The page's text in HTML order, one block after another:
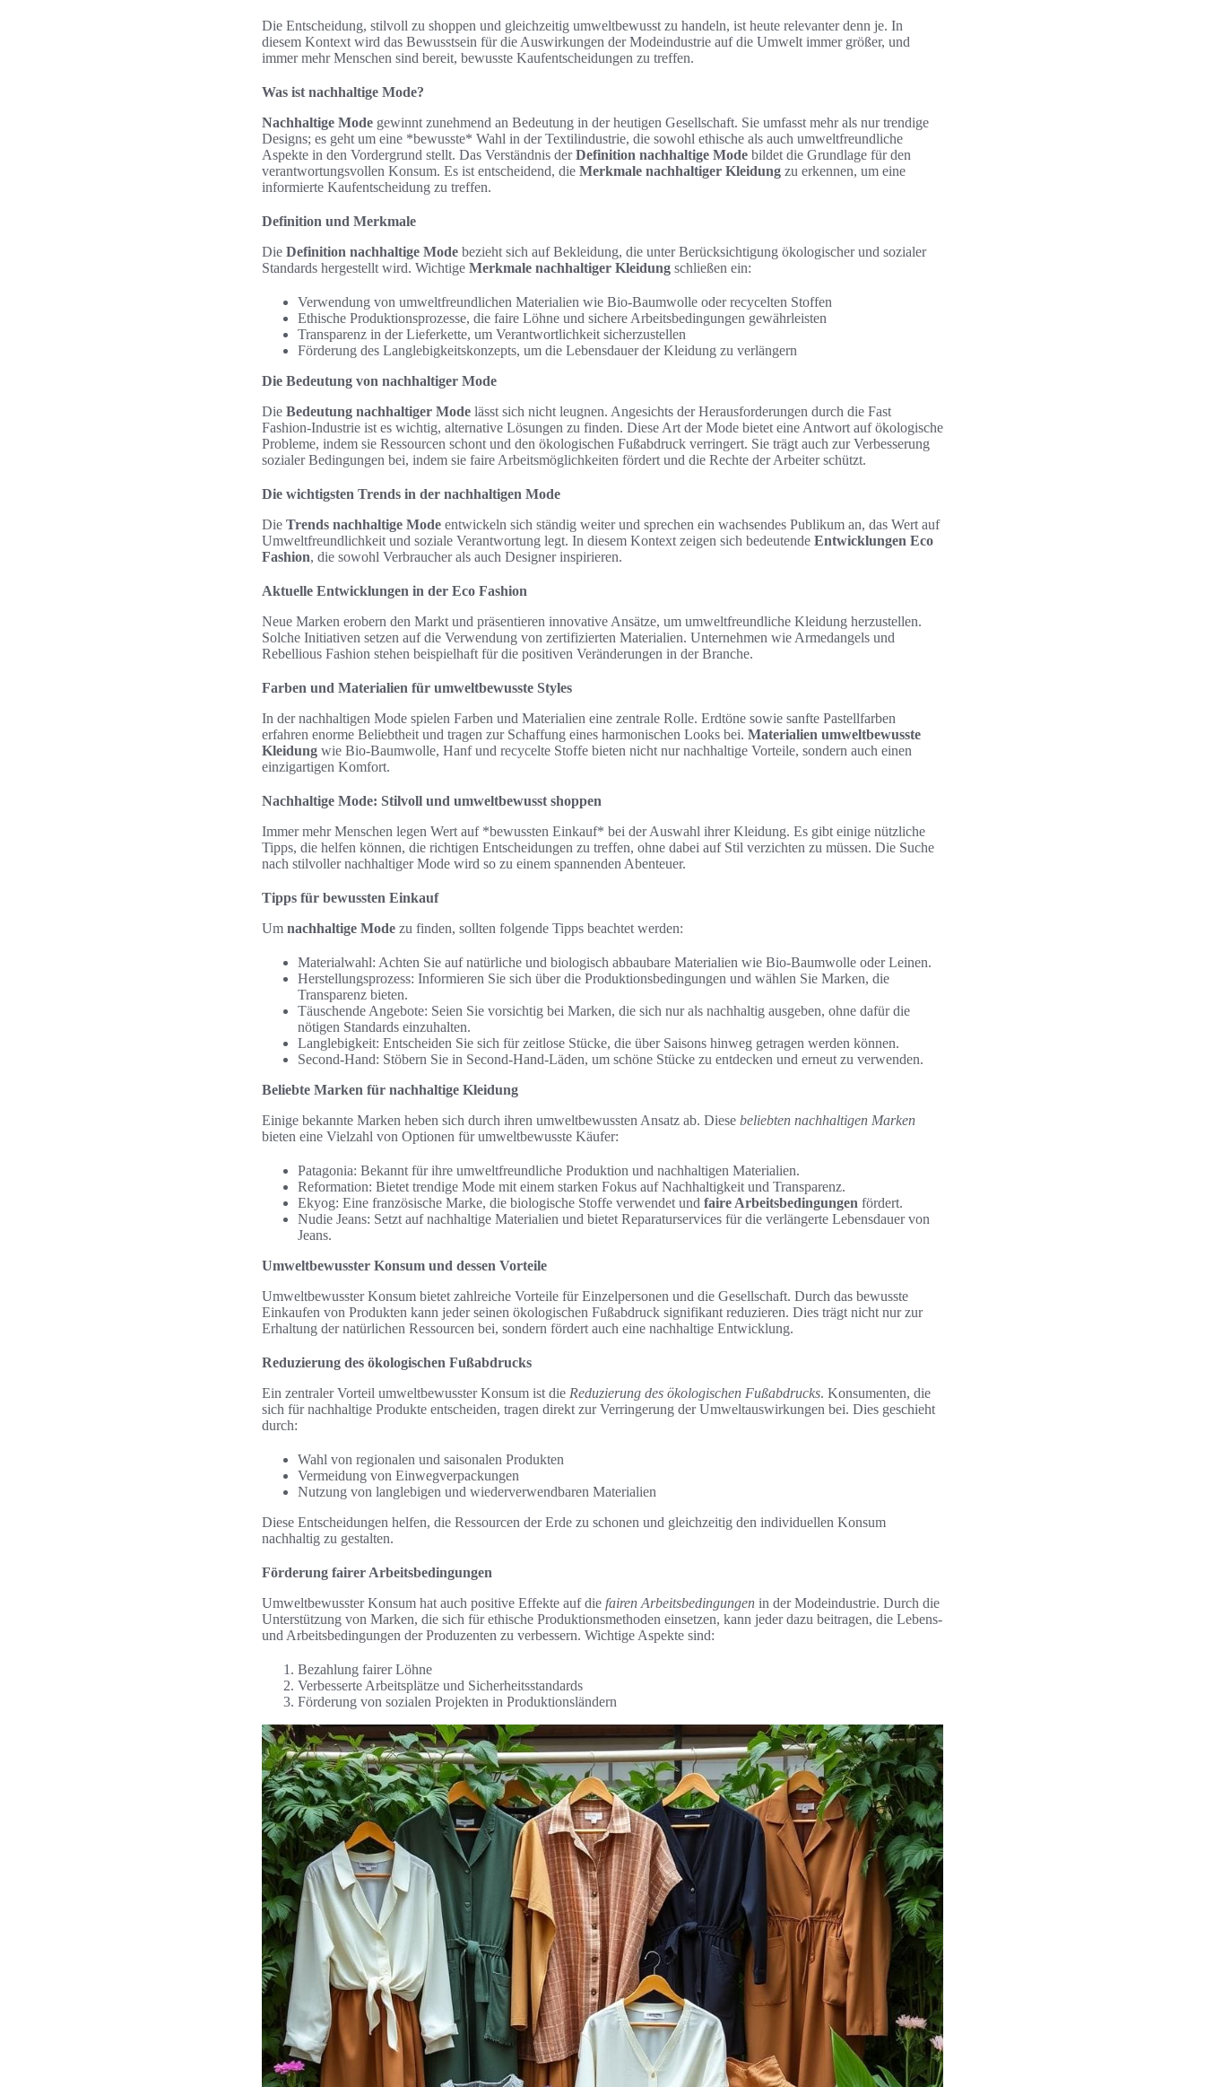
Die Entscheidung, stilvoll zu shoppen und gleichzeitig umweltbewusst zu handeln, ist heute relevanter denn je. In
diesem Kontext wird das Bewusstsein für die Auswirkungen der Modeindustrie auf die Umwelt immer größer, und
immer mehr Menschen sind bereit, bewusste Kaufentscheidungen zu treffen.
Was ist nachhaltige Mode?
Nachhaltige Mode gewinnt zunehmend an Bedeutung in der heutigen Gesellschaft. Sie umfasst mehr als nur trendige
Designs; es geht um eine *bewusste* Wahl in der Textilindustrie, die sowohl ethische als auch umweltfreundliche
Aspekte in den Vordergrund stellt. Das Verständnis derDefinition nachhaltige Mode bildet die Grundlage für den
verantwortungsvollen Konsum. Es ist entscheidend, die Merkmale nachhaltiger Kleidung zu erkennen, um eine
informierte Kaufentscheidung zu treffen.
Definition und Merkmale
Die Definition nachhaltige Mode bezieht sich auf Bekleidung, die unter Berücksichtigung ökologischer und sozialer
Standards hergestellt wird. Wichtige Merkmale nachhaltiger Kleidung schließen ein:
Verwendung von umweltfreundlichen Materialien wie Bio-Baumwolle oder recycelten Stoffen
Ethische Produktionsprozesse, die faire Löhne und sichere Arbeitsbedingungen gewährleisten
Transparenz in der Lieferkette, um Verantwortlichkeit sicherzustellen
Förderung des Langlebigkeitskonzepts, um die Lebensdauer der Kleidung zu verlängern
Die Bedeutung von nachhaltiger Mode
Die Bedeutung nachhaltiger Mode lässt sich nicht leugnen. Angesichts der Herausforderungen durch die Fast
Fashion-Industrie ist es wichtig, alternative Lösungen zu finden. Diese Art der Mode bietet eine Antwort auf ökologische
Probleme, indem sie Ressourcen schont und den ökologischen Fußabdruck verringert. Sie trägt auch zur Verbesserung
sozialer Bedingungen bei, indem sie faire Arbeitsmöglichkeiten fördert und die Rechte der Arbeiter schützt.
Die wichtigsten Trends in der nachhaltigen Mode
Die Trends nachhaltige Mode entwickeln sich ständig weiter und sprechen ein wachsendes Publikum an, das Wert auf
Umweltfreundlichkeit und soziale Verantwortung legt. In diesem Kontext zeigen sich bedeutende Entwicklungen Eco
Fashion, die sowohl Verbraucher als auch Designer inspirieren.
Aktuelle Entwicklungen in der Eco Fashion
Neue Marken erobern den Markt und präsentieren innovative Ansätze, um umweltfreundliche Kleidung herzustellen.
Solche Initiativen setzen auf die Verwendung von zertifizierten Materialien. Unternehmen wie Armedangels und
Rebellious Fashion stehen beispielhaft für die positiven Veränderungen in der Branche.
Farben und Materialien für umweltbewusste Styles
In der nachhaltigen Mode spielen Farben und Materialien eine zentrale Rolle. Erdtöne sowie sanfte Pastellfarben
erfahren enorme Beliebtheit und tragen zur Schaffung eines harmonischen Looks bei. Materialien umweltbewusste
Kleidung wie Bio-Baumwolle, Hanf und recycelte Stoffe bieten nicht nur nachhaltige Vorteile, sondern auch einen
einzigartigen Komfort.
Nachhaltige Mode: Stilvoll und umweltbewusst shoppen
Immer mehr Menschen legen Wert auf *bewussten Einkauf* bei der Auswahl ihrer Kleidung. Es gibt einige nützliche
Tipps, die helfen können, die richtigen Entscheidungen zu treffen, ohne dabei auf Stil verzichten zu müssen. Die Suche
nach stilvoller nachhaltiger Mode wird so zu einem spannenden Abenteuer.
Tipps für bewussten Einkauf
Um nachhaltige Mode zu finden, sollten folgende Tipps beachtet werden:
Materialwahl: Achten Sie auf natürliche und biologisch abbaubare Materialien wie Bio-Baumwolle oder Leinen.
Herstellungsprozess: Informieren Sie sich über die Produktionsbedingungen und wählen Sie Marken, die
Transparenz bieten.
Täuschende Angebote: Seien Sie vorsichtig bei Marken, die sich nur als nachhaltig ausgeben, ohne dafür die
nötigen Standards einzuhalten.
Langlebigkeit: Entscheiden Sie sich für zeitlose Stücke, die über Saisons hinweg getragen werden können.
Second-Hand: Stöbern Sie in Second-Hand-Läden, um schöne Stücke zu entdecken und erneut zu verwenden.
Beliebte Marken für nachhaltige Kleidung
Einige bekannte Marken heben sich durch ihren umweltbewussten Ansatz ab. Diese beliebten nachhaltigen Marken
bieten eine Vielzahl von Optionen für umweltbewusste Käufer:
Patagonia: Bekannt für ihre umweltfreundliche Produktion und nachhaltigen Materialien.
Reformation: Bietet trendige Mode mit einem starken Fokus auf Nachhaltigkeit und Transparenz.
Ekyog: Eine französische Marke, die biologische Stoffe verwendet und faire Arbeitsbedingungen fördert.
Nudie Jeans: Setzt auf nachhaltige Materialien und bietet Reparaturservices für die verlängerte Lebensdauer von
Jeans.
Umweltbewusster Konsum und dessen Vorteile
Umweltbewusster Konsum bietet zahlreiche Vorteile für Einzelpersonen und die Gesellschaft. Durch das bewusste
Einkaufen von Produkten kann jeder seinen ökologischen Fußabdruck signifikant reduzieren. Dies trägt nicht nur zur
Erhaltung der natürlichen Ressourcen bei, sondern fördert auch eine nachhaltige Entwicklung.
Reduzierung des ökologischen Fußabdrucks
Ein zentraler Vorteil umweltbewusster Konsum ist die Reduzierung des ökologischen Fußabdrucks. Konsumenten, die
sich für nachhaltige Produkte entscheiden, tragen direkt zur Verringerung der Umweltauswirkungen bei. Dies geschieht
durch:
Wahl von regionalen und saisonalen Produkten
Vermeidung von Einwegverpackungen
Nutzung von langlebigen und wiederverwendbaren Materialien
Diese Entscheidungen helfen, die Ressourcen der Erde zu schonen und gleichzeitig den individuellen Konsum
nachhaltig zu gestalten.
Förderung fairer Arbeitsbedingungen
Umweltbewusster Konsum hat auch positive Effekte auf die fairen Arbeitsbedingungen in der Modeindustrie. Durch die
Unterstützung von Marken, die sich für ethische Produktionsmethoden einsetzen, kann jeder dazu beitragen, die Lebens-
und Arbeitsbedingungen der Produzenten zu verbessern. Wichtige Aspekte sind:
Bezahlung fairer Löhne
Verbesserte Arbeitsplätze und Sicherheitsstandards
Förderung von sozialen Projekten in Produktionsländern